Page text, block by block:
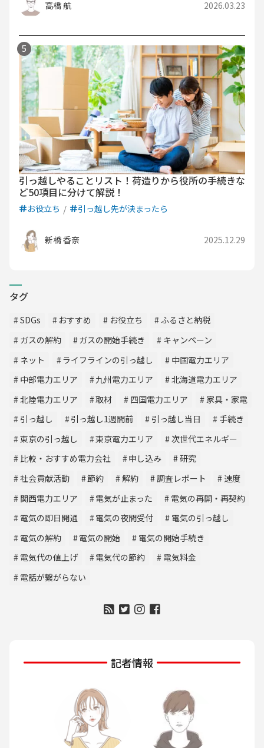
高橋 航 2026.03.23
引っ越しやることリスト！荷造りから役所の手続きな
ど50項目に分けて解説！
お役立ち 引っ越し先が決まったら
新橋 香奈 2025.12.29
タグ
SDGs おすすめ お役立ち
ふるさと納税
ガスの解約
ガスの開始手続き
キャンペーン
ネット
ライフラインの引っ越し
中国電力エリア
中部電力エリア
九州電力エリア
北海道電力エリア
北陸電力エリア
取材 四国電力エリア
家具・家電
引っ越し
引っ越し1週間前 引っ越し当日
手続き
東京の引っ越し
東京電力エリア
次世代エネルギー
比較・おすすめ電力会社
申し込み
研究
社会貢献活動
節約 解約 調査レポート
速度
関西電力エリア
電気が止まった
電気の再開・再契約
電気の即日開通
電気の夜間受付
電気の引っ越し
電気の解約
電気の開始
電気の開始手続き
電気代の値上げ
電気代の節約
電気料金
電話が繋がらない
記者情報